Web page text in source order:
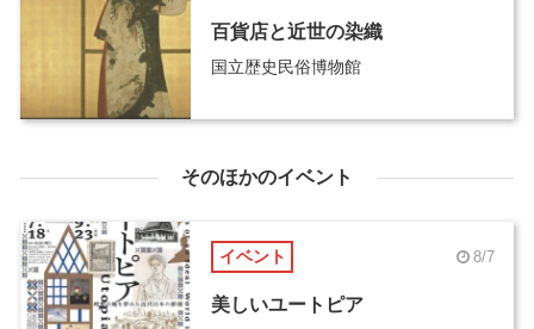
百貨店と近世の染織
国立歴史民俗博物館
そのほかのイベント
イベント 8/7
美しいユートピア